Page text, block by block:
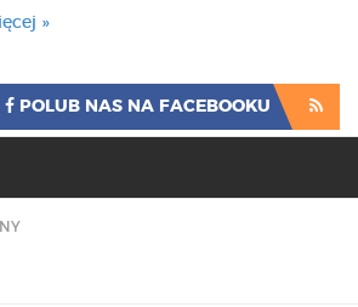
»
POLUB NAS NA FACEBOOKU